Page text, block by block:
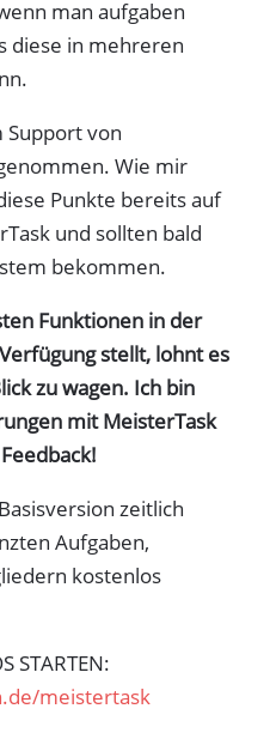
man aufgaben
diese in mehreren
Support von
Wie mir
Punkte bereits auf
und sollten bald
bekommen.
Funktionen in der
stellt, lohnt es
zu wagen. Ich bin
mit MeisterTask
zeitlich
Aufgaben,
kostenlos
STARTEN:
meistertask